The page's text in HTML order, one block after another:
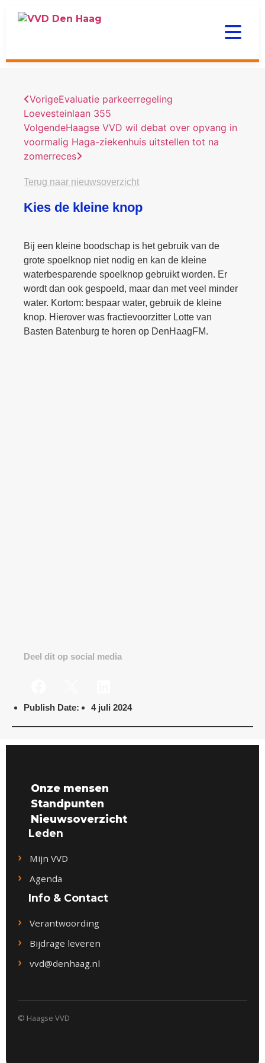
VorigeEvaluatie parkeerregeling
Loevesteinlaan 355
VolgendeHaagse VVD wil debat over opvang in
voormalig Haga-ziekenhuis uitstellen tot na
zomerreces
Terug naar nieuwsoverzicht
Kies de kleine knop
Bij een kleine boodschap is het gebruik van de
grote spoelknop niet nodig en kan de kleine
waterbesparende spoelknop gebruikt worden. Er
wordt dan ook gespoeld, maar dan met veel minder
water. Kortom: bespaar water, gebruik de kleine
knop. Hierover was fractievoorzitter Lotte van
Basten Batenburg te horen op DenHaagFM.
Deel dit op social media
Publish Date: 4 juli 2024
Onze mensen
Standpunten
Nieuwsoverzicht
Leden
Mijn VVD
Agenda
Info & Contact
Verantwoording
Bijdrage leveren
vvd@denhaag.nl
© Haagse VVD